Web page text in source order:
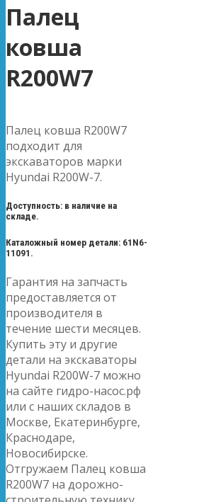
Палец
ковша
R200W7
Палец ковша R200W7
подходит для
экскаваторов марки
Hyundai R200W-7.
Доступность: в наличие на
складе.
Каталожный номер детали: 61N6-
11091.
Гарантия на запчасть
предоставляется от
производителя в
течение шести месяцев.
Купить эту и другие
детали на экскаваторы
Hyundai R200W-7 можно
на сайте гидро-насос.рф
или с наших складов в
Москве, Екатеринбурге,
Краснодаре,
Новосибирске.
Отгружаем Палец ковша
R200W7 на дорожно-